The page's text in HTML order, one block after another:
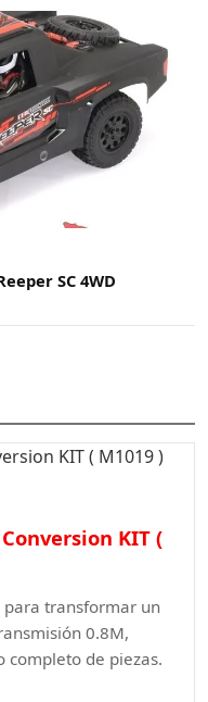
SC 4WD
KIT (
para transformar un
0.8M,
completo de piezas.